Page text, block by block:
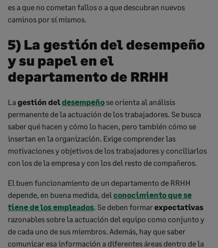
es a que no cometan fallos o a que descubran nuevos
caminos por sí mismos.
5) La gestión del desempeño
y su papel en el
departamento de RRHH
La gestión deldesempeñose orienta al análisis
permanente de la actuación de los trabajadores. Se busca
saber qué hacen y cómo lo hacen, pero también cómo se
insertan en la organización. Exige comprender las
motivaciones y objetivos de los trabajadores y conciliarlos
con los de la empresa y con los del resto de compañeros.
El buen funcionamiento de un departamento de RRHH
depende, en buena medida, del conocimiento que se
tiene de los empleados. Se deben formarexpectativas
razonables sobre la actuación del equipo como conjunto y
de cada uno de sus miembros. Además, hay que saber
comunicar esa información a diferentes áreas dentro de la